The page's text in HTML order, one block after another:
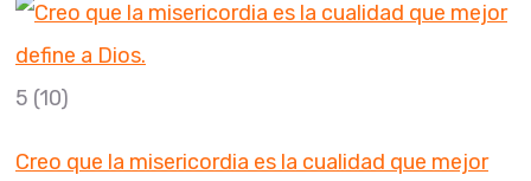
5 (10)
Creo que la misericordia es la cualidad que mejor